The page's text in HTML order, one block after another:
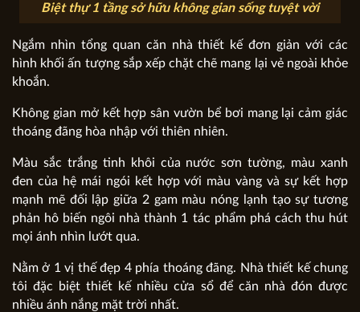
Biệt thự 1 tầng sở hữu không gian sống tuyệt vời
Ngắm nhìn tổng quan căn nhà thiết kế đơn giản với các
hình khối ấn tượng sắp xếp chặt chẽ mang lại vẻ ngoài khỏe
khoắn.
Không gian mở kết hợp sân vườn bể bơi mang lại cảm giác
thoáng đãng hòa nhập với thiên nhiên.
Màu sắc trắng tinh khôi của nước sơn tường, màu xanh
đen của hệ mái ngói kết hợp với màu vàng và sự kết hợp
mạnh mẽ đối lập giữa 2 gam màu nóng lạnh tạo sự tương
phản hô biến ngôi nhà thành 1 tác phẩm phá cách thu hút
mọi ánh nhìn lướt qua.
Nằm ở 1 vị thế đẹp 4 phía thoáng đãng. Nhà thiết kế chung
tôi đặc biệt thiết kế nhiều cửa sổ để căn nhà đón được
nhiều ánh nắng mặt trời nhất.